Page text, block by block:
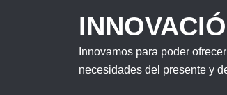
Innovamos para poder
necesidades del presente y